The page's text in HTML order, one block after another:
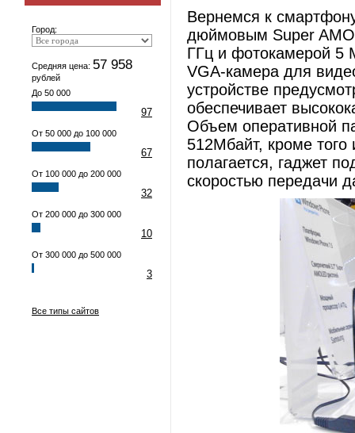
Город:
Средняя цена: 57 958
рублей
До 50 000
97
От 50 000 до 100 000
67
От 100 000 до 200 000
32
От 200 000 до 300 000
10
От 300 000 до 500 000
3
Все типы сайтов
Вернемся к
дюймовым Super
ГГц и фотокамерой 5
VGA-камера для
устройстве
обеспечивает
Объем оперативной
512Mбайт, кроме
полагается, гаджет
скоростью передачи